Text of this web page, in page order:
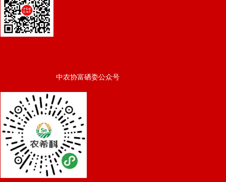
中农协富硒委公众号